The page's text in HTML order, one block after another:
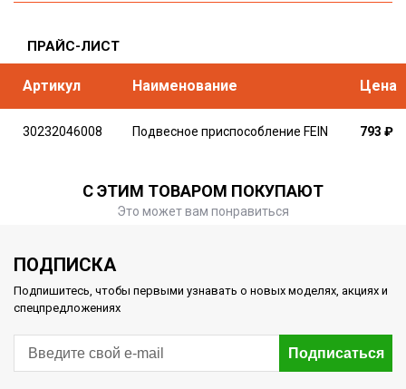
ПРАЙС-ЛИСТ
Артикул Наименование Цена
30232046008 Подвесное приспособление FEIN 793 ₽
С ЭТИМ ТОВАРОМ ПОКУПАЮТ
Это может вам понравиться
ПОДПИСКА
Подпишитесь, чтобы первыми узнавать о новых моделях, акциях и
спецпредложениях
Подписаться